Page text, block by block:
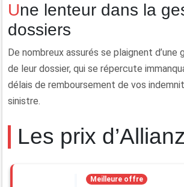
Une lenteur dans la gestion des
dossiers
De nombreux assurés se plaignent
de leur dossier, qui se répercute
délais de remboursement de vos
sinistre.
Les prix d’Allianz
Meilleure offre